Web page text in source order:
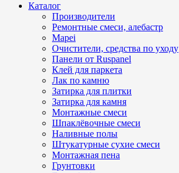
Каталог
Производители
Ремонтные смеси, алебастр
Mapei
Очистители, средства по уходу
Панели от Ruspanel
Клей для паркета
Лак по камню
Затирка для плитки
Затирка для камня
Монтажные смеси
Шпаклёвочные смеси
Наливные полы
Штукатурные сухие смеси
Монтажная пена
Грунтовки